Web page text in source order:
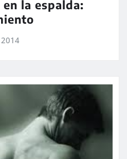
la espalda: